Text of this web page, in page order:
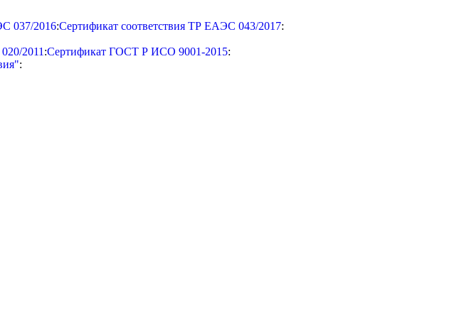
037/2016:Сертификат соответствия ТР ЕАЭС 043/2017:
2011 :Сертификат ГОСТ Р ИСО 9001-2015:
: